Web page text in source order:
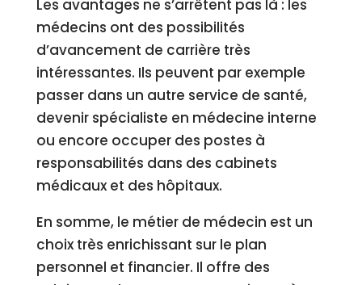
Les avantages ne s’arrêtent pas là : les
médecins ont des possibilités
d’avancement de carrière très
intéressantes. Ils peuvent par exemple
passer dans un autre service de santé,
devenir spécialiste en médecine interne
ou encore occuper des postes à
responsabilités dans des cabinets
médicaux et des hôpitaux.
En somme, le métier de médecin est un
choix très enrichissant sur le plan
personnel et financier. Il offre des